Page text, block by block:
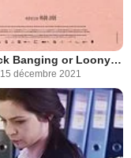
Bad Luck Banging or Loony Porn
15 décembre 2021